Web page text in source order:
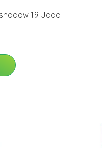
19 Jade